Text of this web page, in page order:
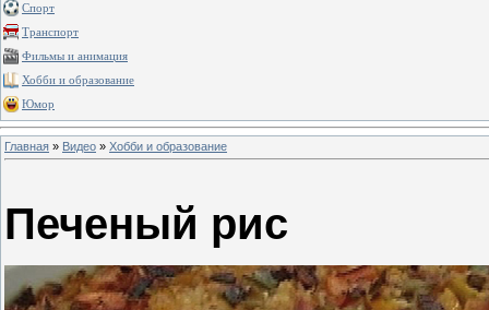
Спорт
Транспорт
Фильмы и анимация
Хобби и образование
Юмор
Главная » Видео » Хобби и образование
Печеный рис